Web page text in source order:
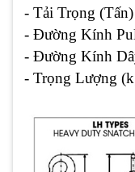
- Tải Trọng
- Đường Kính
- Đường Kính
- Trọng Lượng